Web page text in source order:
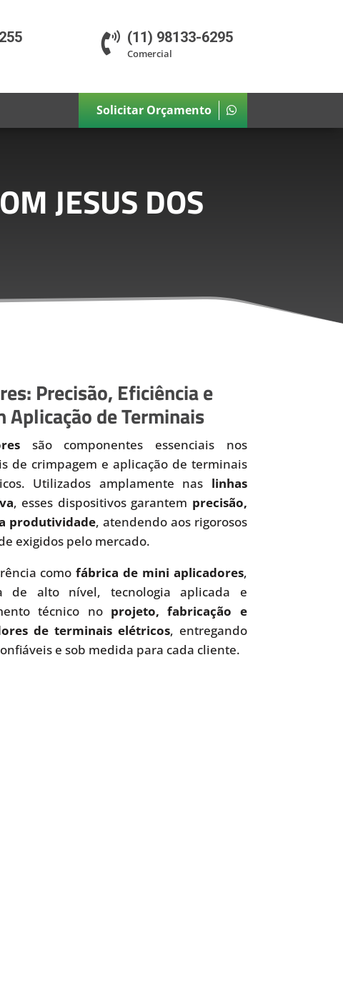
 (11) 98133-6295
Comercial
Solicitar Orçamento
JESUS DOS
Precisão, Eficiência e
Aplicação de Terminais
são componentes essenciais nos
de crimpagem e aplicação de terminais
Utilizados amplamente nas linhas
, esses dispositivos garantem precisão,
produtividade, atendendo aos rigorosos
exigidos pelo mercado.
comofábrica de mini aplicadores,
de alto nível, tecnologia aplicada e
técnico no projeto, fabricação e
de terminais elétricos, entregando
e sob medida para cada cliente.